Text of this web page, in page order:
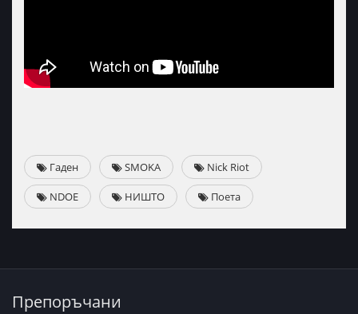
Гаден SMOKA Nick Riot
NDOE НИШТО Поета
Препоръчани